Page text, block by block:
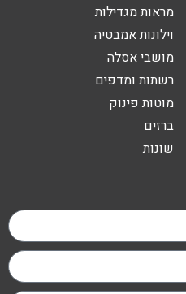
מראות מגדילות
וילונות אמבטיה
מושבי אסלה
רשתות ומדפים
מוטות פינוק
ברזים
שונות